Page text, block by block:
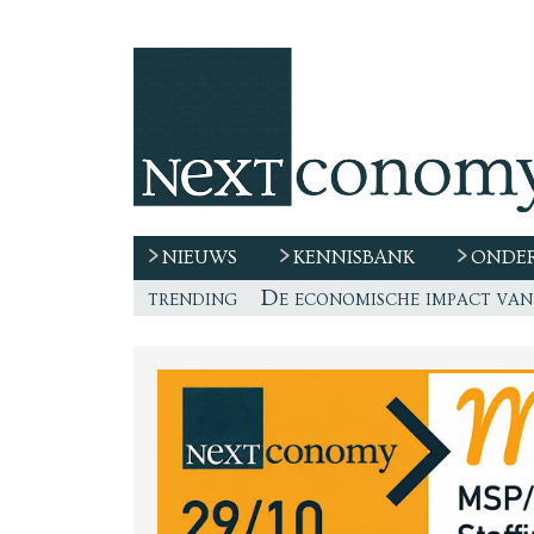
NIEUWS KENNISBANK
trending “De echte vraag is waar
Freelancer, teken niet
De race naar extern talent
De economische impact